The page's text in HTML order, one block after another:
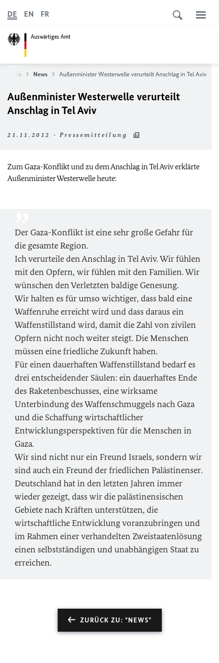
Auswärtiges Amt
DE EN FR
News Außenminister Westerwelle verurteilt Anschlag in Tel Aviv
Außenminister Westerwelle verurteilt
Anschlag in Tel Aviv
21.11.2012 - Pressemitteilung
Zum Gaza-Konflikt und zu dem Anschlag in Tel Aviv erklärte
Außenminister Westerwelle heute:
Der Gaza-Konflikt ist eine sehr große Gefahr für
die gesamte Region.
Ich verurteile den Anschlag in Tel Aviv. Wir fühlen
mit den Opfern, wir fühlen mit den Familien. Wir
wünschen den Verletzten baldige Genesung.
Wir halten es für umso wichtiger, dass bald eine
Waffenruhe erreicht wird und dass daraus ein
Waffenstillstand wird, damit die Zahl von zivilen
Opfern nicht noch weiter steigt. Die Menschen
müssen eine friedliche Zukunft haben.
Für einen dauerhaften Waffenstillstand bedarf es
drei entscheidender Säulen: ein dauerhaftes Ende
des Raketenbeschusses, eine wirksame
Unterbindung des Waffenschmuggels nach Gaza
und die Schaffung wirtschaftlicher
Entwicklungsperspektiven für die Menschen in
Gaza.
Wir sind nicht nur ein Freund Israels, sondern wir
sind auch ein Freund der friedlichen Palästinenser.
Deutschland hat in den letzten Jahren immer
wieder gezeigt, dass wir die palästinensischen
Gebiete nach Kräften unterstützen, die
wirtschaftliche Entwicklung voranzubringen und
im Rahmen einer verhandelten Zweistaatenlösung
einen selbstständigen und unabhängigen Staat zu
erreichen.
ZURÜCK ZU: "NEWS"